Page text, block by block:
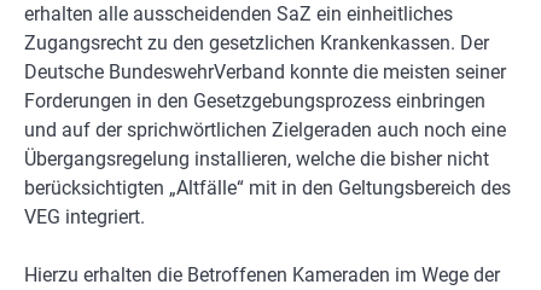
erhalten alle ausscheidenden SaZ ein einheitliches
Zugangsrecht zu den gesetzlichen Krankenkassen. Der
Deutsche BundeswehrVerband konnte die meisten seiner
Forderungen in den Gesetzgebungsprozess einbringen
und auf der sprichwörtlichen Zielgeraden auch noch eine
Übergangsregelung installieren, welche die bisher nicht
berücksichtigten „Altfälle“ mit in den Geltungsbereich des
VEG integriert.
Hierzu erhalten die Betroffenen Kameraden im Wege der